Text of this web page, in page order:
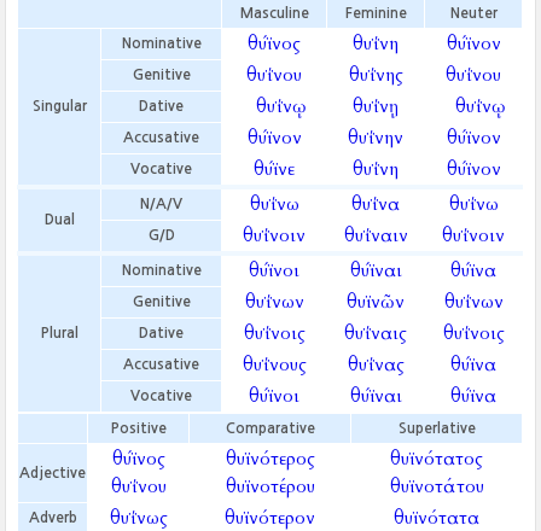
Masculine Feminine Neuter
Singular
Nominative θύϊνος θυΐνη θύϊνον
Genitive θυΐνου θυΐνης θυΐνου
Dative θυΐνῳ θυΐνῃ θυΐνῳ
Accusative θύϊνον θυΐνην θύϊνον
Vocative θύϊνε θυΐνη θύϊνον
Dual
N/A/V θυΐνω θυΐνα θυΐνω
G/D θυΐνοιν θυΐναιν θυΐνοιν
Plural
Nominative θύϊνοι θύϊναι θύϊνα
Genitive θυΐνων θυϊνῶν θυΐνων
Dative θυΐνοις θυΐναις θυΐνοις
Accusative θυΐνους θυΐνας θύϊνα
Vocative θύϊνοι θύϊναι θύϊνα
Positive Comparative Superlative
Adjective
θύϊνος
θυΐνου
θυϊνότερος
θυϊνοτέρου
θυϊνότατος
θυϊνοτάτου
Adverb θυΐνως θυϊνότερον θυϊνότατα